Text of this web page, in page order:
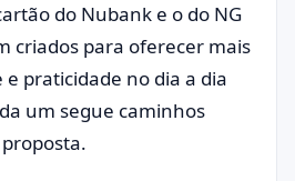
do Nubank e o do NG
criados para oferecer mais
praticidade no dia a dia
um segue caminhos